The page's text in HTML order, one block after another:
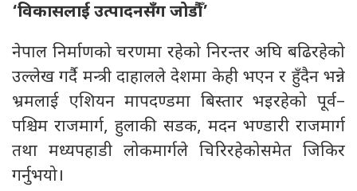
‘विकासलाई उत्पादनसँग जोडौँं’
नेपाल निर्माणको चरणमा रहेको निरन्तर अघि बढिरहेको
उल्लेख गर्दै मन्त्री दाहालले देशमा केही भएन र हुँदैन भन्ने
भ्रमलाई एशियन मापदण्डमा बिस्तार भइरहेको पूर्व–
पश्चिम राजमार्ग, हुलाकी सडक, मदन भण्डारी राजमार्ग
तथा मध्यपहाडी लोकमार्गले चिरिरहेकोसमेत जिकिर
गर्नुभयो।